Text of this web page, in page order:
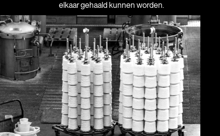
elkaar gehaald kunnen worden.